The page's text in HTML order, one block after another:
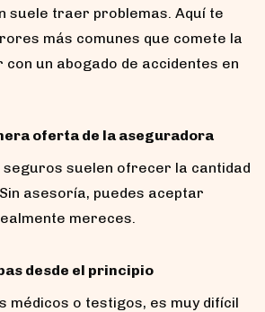
suele traer problemas. Aquí te
más comunes que comete la
un abogado de accidentes en
oferta de la aseguradora
seguros suelen ofrecer la cantidad
asesoría, puedes aceptar
mereces.
desde el principio
médicos o testigos, es muy difícil